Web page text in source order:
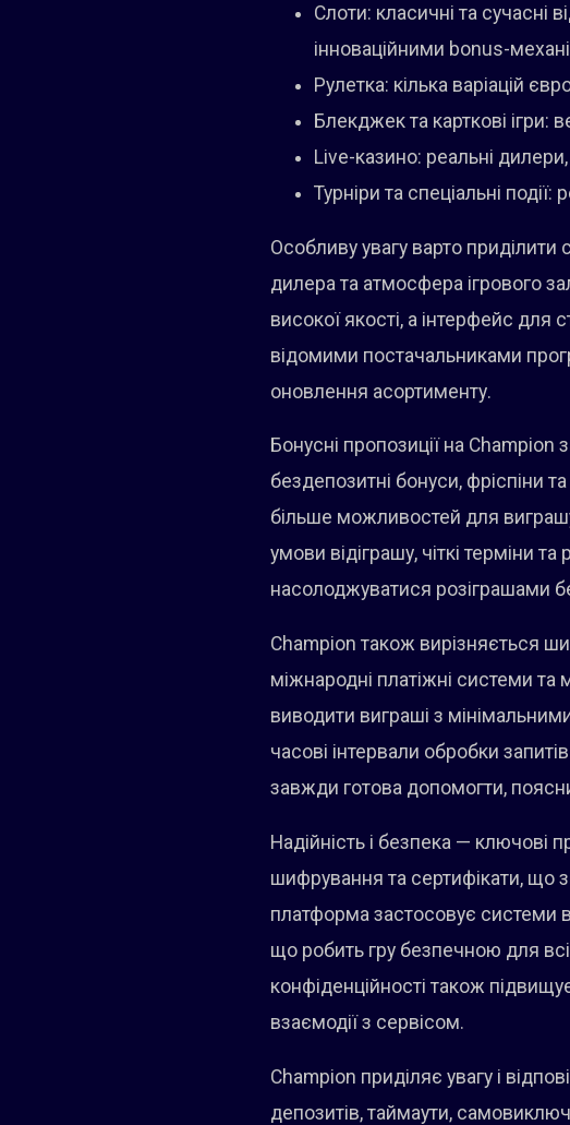
Слоти: класичні та сучасні
інноваційними bonus-
Рулетка: кілька варіацій
Блекджек та карткові ігри:
Live-казино: реальні
Турніри та спеціальні
Особливу увагу варто приділити
дилера та атмосфера ігрового
високої якості, а інтерфейс для
відомими постачальниками
оновлення асортименту.
Бонусні пропозиції на Champion
бездепозитні бонуси, фріспіни
більше можливостей для
умови відіграшу, чіткі терміни
насолоджуватися розіграшами
Champion також вирізняється
міжнародні платіжні системи
виводити виграші з
часові інтервали обробки
завжди готова допомогти,
Надійність і безпека — ключові
шифрування та сертифікати, що
платформа застосовує системи
що робить гру безпечною для
конфіденційності також
взаємодії з сервісом.
Champion приділяє увагу і
депозитів, таймаути,